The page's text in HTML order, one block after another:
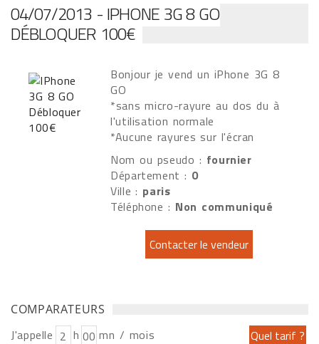
04/07/2013 - IPHONE 3G 8 GO
DÉBLOQUER 100€
Bonjour je vend un iPhone 3G 8
GO
*sans micro-rayure au dos du à
l'utilisation normale
*Aucune rayures sur l'écran
Nom ou pseudo : fournier
Département : 0
Ville : paris
Téléphone : Non communiqué
COMPARATEURS
J'appelle h
mn / mois